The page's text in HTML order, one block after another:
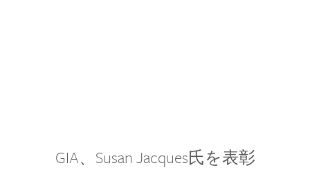
GIA、Susan Jacques氏を表彰